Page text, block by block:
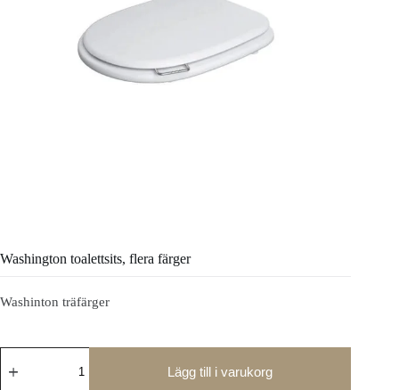
Washington toalettsits, flera färger
Washinton träfärger
toalettsits,
Lägg till i varukorg